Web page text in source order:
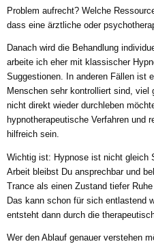
Problem aufrecht? Welche
dass eine ärztliche oder
Danach wird die Behandlung
arbeite ich eher mit klassischer
Suggestionen. In anderen Fällen ist
Menschen sehr kontrolliert sind, viel
nicht direkt wieder durchleben
hypnotherapeutische Verfahren und
hilfreich sein.
Wichtig ist: Hypnose ist nicht gleich
Arbeit bleibst Du ansprechbar und
Trance als einen Zustand tiefer
Das kann schon für sich entlastend
entsteht dann durch die
Wer den Ablauf genauer verstehen